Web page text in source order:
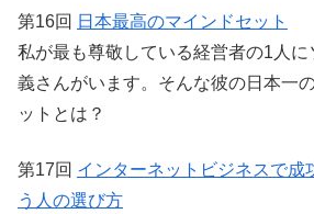
第16回 日本最高のマインドセット
私が最も尊敬している経営者の1人に
義さんがいます。そんな彼の日本一
ットとは？
第17回 インターネットビジネスで成
う人の選び方